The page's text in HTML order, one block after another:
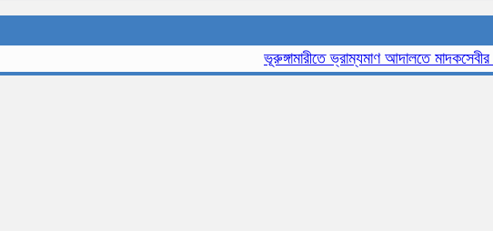
ভূরুঙ্গামারীতে ভ্রাম্যমাণ আদালতে মাদকসেবীর এক